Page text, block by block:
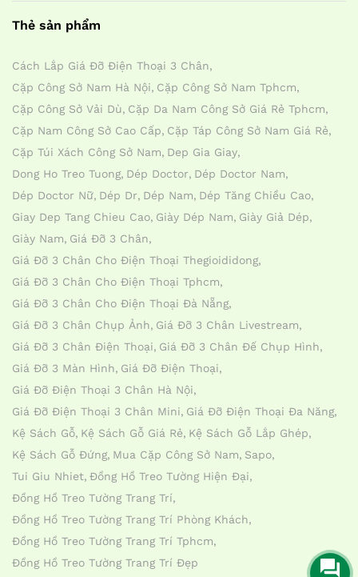
Thẻ sản phẩm
Cách Lắp Giá Đỡ Điện Thoại 3 Chân
Cặp Công Sở Nam Hà Nội Cặp Công Sở Nam Tphcm
Cặp Công Sở Vải Dù Cặp Da Nam Công Sở Giá Rẻ Tphcm
Cặp Nam Công Sở Cao Cấp Cặp Táp Công Sở Nam Giá Rẻ
Cặp Túi Xách Công Sở Nam Dep Gia Giay
Dong Ho Treo Tuong Dép Doctor Dép Doctor Nam
Dép Doctor Nữ Dép Dr Dép Nam Dép Tăng Chiều Cao
Giay Dep Tang Chieu Cao Giày Dép Nam Giày Giả Dép
Giày Nam Giá Đỡ 3 Chân
Giá Đỡ 3 Chân Cho Điện Thoại Thegioididong
Giá Đỡ 3 Chân Cho Điện Thoại Tphcm
Giá Đỡ 3 Chân Cho Điện Thoại Đà Nẵng
Giá Đỡ 3 Chân Chụp Ảnh Giá Đỡ 3 Chân Livestream
Giá Đỡ 3 Chân Điện Thoại Giá Đỡ 3 Chân Đế Chụp Hình
Giá Đỡ 3 Màn Hình Giá Đỡ Điện Thoại
Giá Đỡ Điện Thoại 3 Chân Hà Nội
Giá Đỡ Điện Thoại 3 Chân Mini Giá Đỡ Điện Thoại Đa Năng
Kệ Sách Gỗ Kệ Sách Gỗ Giá Rẻ Kệ Sách Gỗ Lắp Ghép
Kệ Sách Gỗ Đứng Mua Cặp Công Sở Nam Sapo
Tui Giu Nhiet Đồng Hồ Treo Tường Hiện Đại
Đồng Hồ Treo Tường Trang Trí
Đồng Hồ Treo Tường Trang Trí Phòng Khách
Đồng Hồ Treo Tường Trang Trí Tphcm
Đồng Hồ Treo Tường Trang Trí Đẹp